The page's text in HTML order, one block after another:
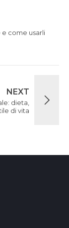
come usarli
NEXT
dieta,
di vita